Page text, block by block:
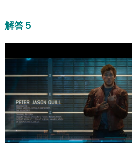
解答５